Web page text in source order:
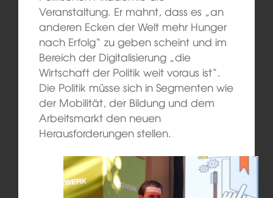
Veranstaltung. Er mahnt, dass es „an
anderen Ecken der Welt mehr Hunger
nach Erfolg“ zu geben scheint und im
Bereich der Digitalisierung „die
Wirtschaft der Politik weit voraus ist“.
Die Politik müsse sich in Segmenten wie
der Mobilität, der Bildung und dem
Arbeitsmarkt den neuen
Herausforderungen stellen.